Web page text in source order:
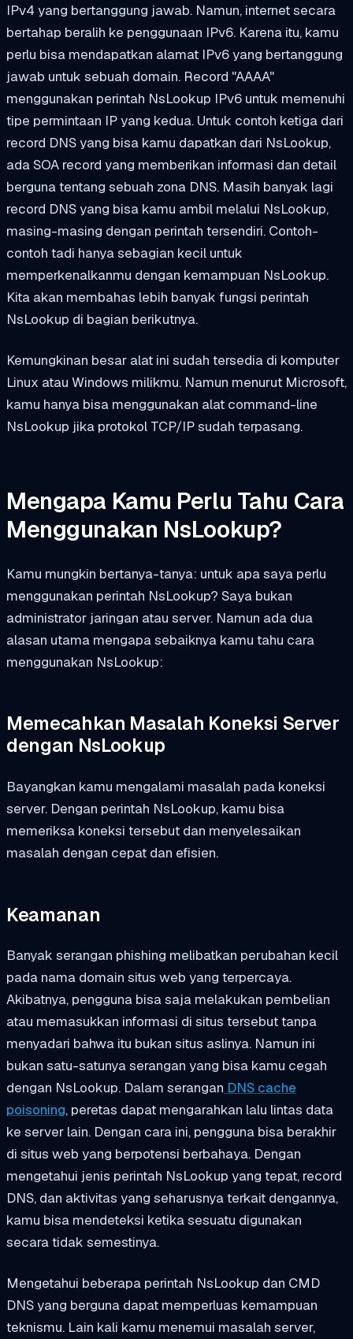
IPv4 yang bertanggung jawab. Namun, internet secara
bertahap beralih ke penggunaan IPv6. Karena itu, kamu
perlu bisa mendapatkan alamat IPv6 yang bertanggung
jawab untuk sebuah domain. Record "AAAA"
menggunakan perintah NsLookup IPv6 untuk memenuhi
tipe permintaan IP yang kedua. Untuk contoh ketiga dari
record DNS yang bisa kamu dapatkan dari NsLookup,
ada SOA record yang memberikan informasi dan detail
berguna tentang sebuah zona DNS. Masih banyak lagi
record DNS yang bisa kamu ambil melalui NsLookup,
masing-masing dengan perintah tersendiri. Contoh-
contoh tadi hanya sebagian kecil untuk
memperkenalkanmu dengan kemampuan NsLookup.
Kita akan membahas lebih banyak fungsi perintah
NsLookup di bagian berikutnya.
Kemungkinan besar alat ini sudah tersedia di komputer
Linux atau Windows milikmu. Namun menurut Microsoft,
kamu hanya bisa menggunakan alat command-line
NsLookup jika protokol TCP/IP sudah terpasang.
Mengapa Kamu Perlu Tahu Cara
Menggunakan NsLookup?
Kamu mungkin bertanya-tanya: untuk apa saya perlu
menggunakan perintah NsLookup? Saya bukan
administrator jaringan atau server. Namun ada dua
alasan utama mengapa sebaiknya kamu tahu cara
menggunakan NsLookup:
Memecahkan Masalah Koneksi Server
dengan NsLookup
Bayangkan kamu mengalami masalah pada koneksi
server. Dengan perintah NsLookup, kamu bisa
memeriksa koneksi tersebut dan menyelesaikan
masalah dengan cepat dan efisien.
Keamanan
Banyak serangan phishing melibatkan perubahan kecil
pada nama domain situs web yang terpercaya.
Akibatnya, pengguna bisa saja melakukan pembelian
atau memasukkan informasi di situs tersebut tanpa
menyadari bahwa itu bukan situs aslinya. Namun ini
bukan satu-satunya serangan yang bisa kamu cegah
dengan NsLookup. Dalam serangan DNS cache
poisoning, peretas dapat mengarahkan lalu lintas data
ke server lain. Dengan cara ini, pengguna bisa berakhir
di situs web yang berpotensi berbahaya. Dengan
mengetahui jenis perintah NsLookup yang tepat, record
DNS, dan aktivitas yang seharusnya terkait dengannya,
kamu bisa mendeteksi ketika sesuatu digunakan
secara tidak semestinya.
Mengetahui beberapa perintah NsLookup dan CMD
DNS yang berguna dapat memperluas kemampuan
teknismu. Lain kali kamu menemui masalah server,